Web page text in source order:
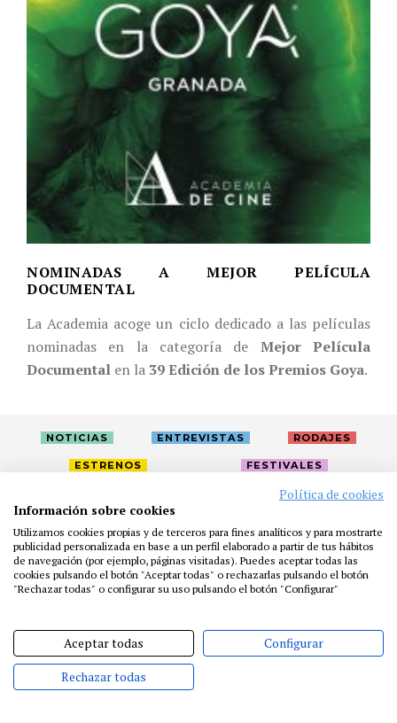
NOMINADAS A MEJOR PELÍCULA
DOCUMENTAL
La Academia acoge un ciclo dedicado a las películas
nominadas en la categoría de Mejor Película
Documental en la 39 Edición de los Premios Goya.
NOTICIAS ENTREVISTAS RODAJES
ESTRENOS FESTIVALES
PRENSA
FUNDACIÓN RESIDENCIAS
AYUDAS
BIBLIOTECA
PUBLICACIONES
CONTACTO
Política de cookies
Información sobre cookies
Utilizamos cookies propias y de terceros para fines analíticos y para mostrarte
publicidad personalizada en base a un perfil elaborado a partir de tus hábitos
de navegación (por ejemplo, páginas visitadas). Puedes aceptar todas las
cookies pulsando el botón "Aceptar todas" o rechazarlas pulsando el botón
"Rechazar todas" o configurar su uso pulsando el botón "Configurar"
Aceptar todas Configurar
Rechazar todas